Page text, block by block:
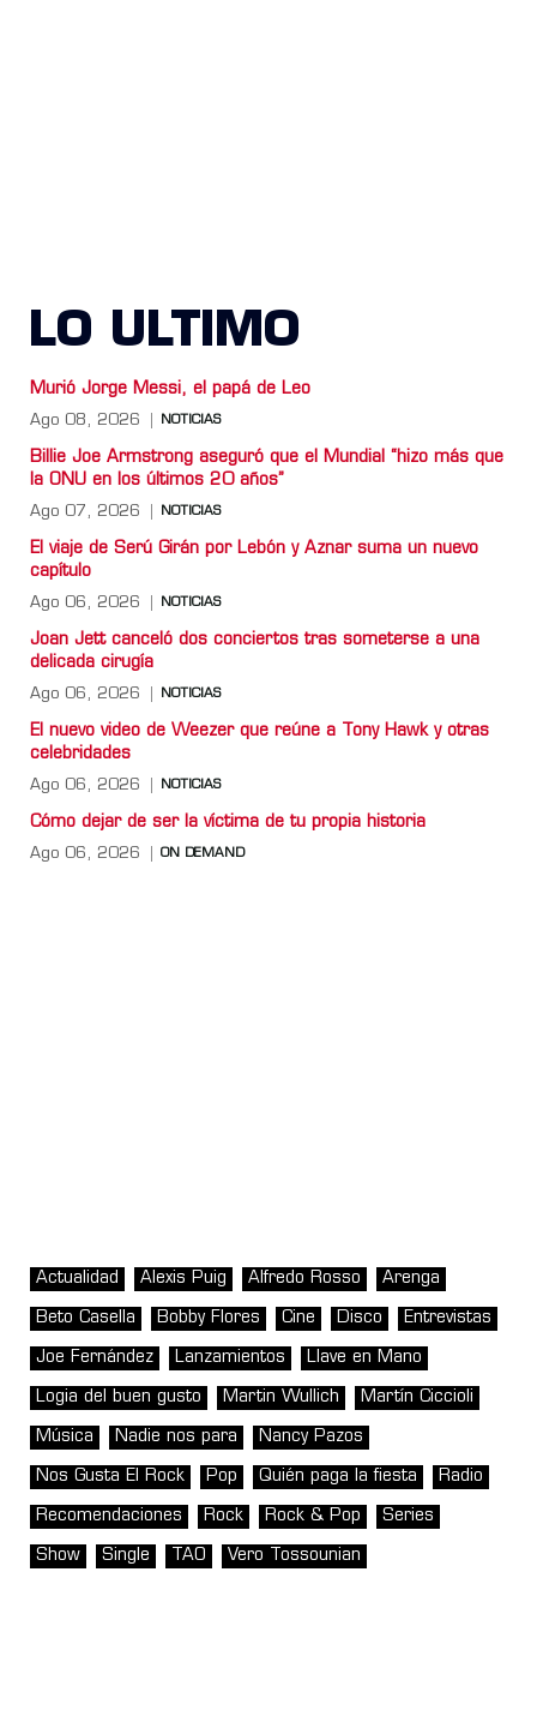
LO ULTIMO
Murió Jorge Messi, el papá de Leo
Ago 08, 2026 NOTICIAS
Billie Joe Armstrong aseguró que el Mundial “hizo más que
la ONU en los últimos 20 años”
Ago 07, 2026 NOTICIAS
El viaje de Serú Girán por Lebón y Aznar suma un nuevo
capítulo
Ago 06, 2026 NOTICIAS
Joan Jett canceló dos conciertos tras someterse a una
delicada cirugía
Ago 06, 2026 NOTICIAS
El nuevo video de Weezer que reúne a Tony Hawk y otras
celebridades
Ago 06, 2026 NOTICIAS
Cómo dejar de ser la víctima de tu propia historia
Ago 06, 2026 ON DEMAND
Actualidad Alexis Puig Alfredo Rosso Arenga
Beto Casella Bobby Flores Cine Disco Entrevistas
Joe Fernández Lanzamientos Llave en Mano
Logia del buen gusto Martin Wullich Martín Ciccioli
Música Nadie nos para Nancy Pazos
Nos Gusta El Rock Pop Quién paga la fiesta Radio
Recomendaciones Rock Rock & Pop Series
Show Single TAO Vero Tossounian